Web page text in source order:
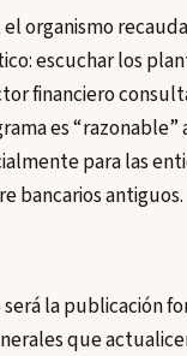
el organismo
escuchar los
financiero
es
para las
bancarios antiguos.
la publicación
que